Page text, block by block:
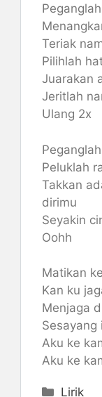
Teriak
Pilihlah
Juarakan
Jeritlah
Ulang 2x
Peluklah
Takkan
dirimu
Seyakin
Oohh
Matikan
Kan ku
Menjaga
Sesayang
Aku ke
Aku ke
Lirik